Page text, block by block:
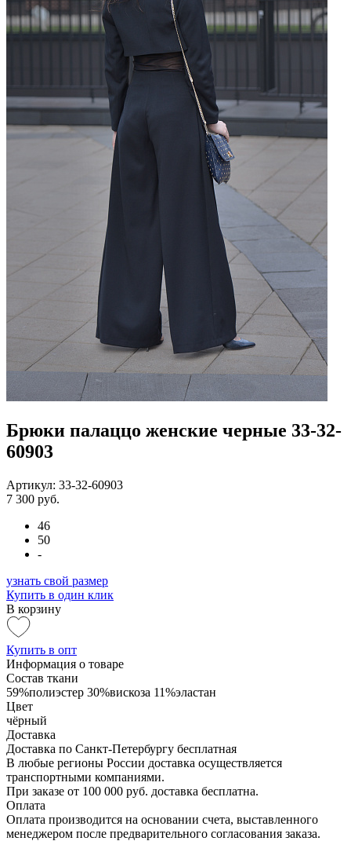
Брюки палаццо женские черные 33-32-
60903
Артикул: 33-32-60903
7 300 руб.
46
50
-
узнать свой размер
Купить в один клик
В корзину
Купить в опт
Информация о товаре
Состав ткани
59%полиэстер 30%вискоза 11%эластан
Цвет
чёрный
Доставка
Доставка по Санкт-Петербургу бесплатная
В любые регионы России доставка осуществляется
транспортными компаниями.
При заказе от 100 000 руб. доставка бесплатна.
Оплата
Оплата производится на основании счета, выставленного
менеджером после предварительного согласования заказа.